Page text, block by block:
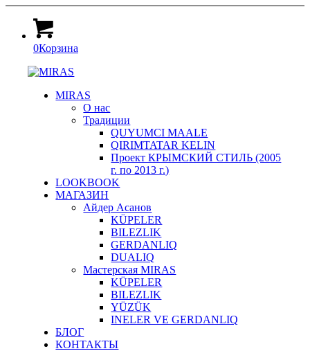
0Корзина
MIRAS
О нас
Традиции
QUYUMCI MAALE
QIRIMTATAR KELIN
Проект КРЫМСКИЙ СТИЛЬ (2005
г. по 2013 г.)
LOOKBOOK
МАГАЗИН
Айдер Асанов
KÜPELER
BILEZLIK
GERDANLIQ
DUALIQ
Мастерская MIRAS
KÜPELER
BILEZLIK
YÜZÜK
INELER VE GERDANLIQ
БЛОГ
КОНТАКТЫ